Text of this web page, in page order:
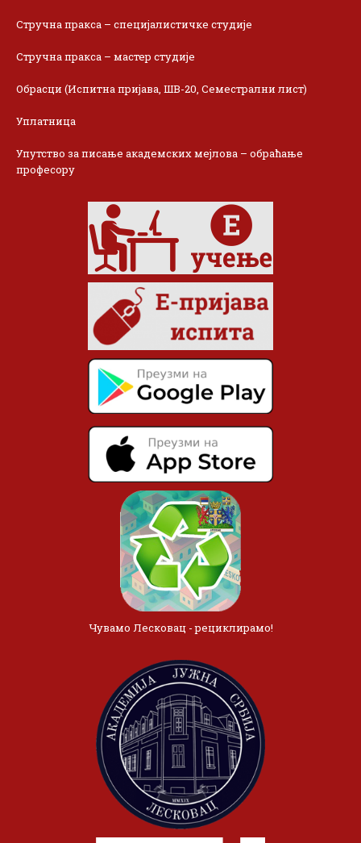
Стручна пракса – специјалистичке студије
Стручна пракса – мастер студије
Обрасци (Испитна пријава, ШВ-20, Семестрални лист)
Уплатница
Упутство за писање академских мејлова – обраћање
професору
Чувамо Лесковац - рециклирамо!